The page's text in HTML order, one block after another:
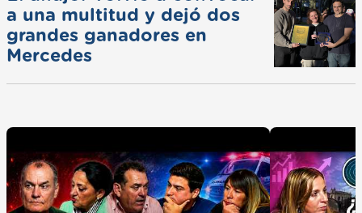
a una multitud y dejó dos
grandes ganadores en
Mercedes